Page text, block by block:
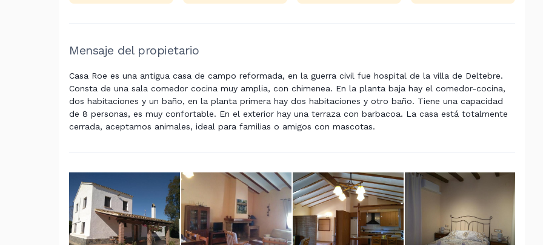
Mensaje del propietario
Casa Roe es una antigua casa de campo reformada, en la guerra civil fue hospital de la villa de Deltebre.
Consta de una sala comedor cocina muy amplia, con chimenea. En la planta baja hay el comedor-cocina,
dos habitaciones y un baño, en la planta primera hay dos habitaciones y otro baño. Tiene una capacidad
de 8 personas, es muy confortable. En el exterior hay una terraza con barbacoa. La casa está totalmente
cerrada, aceptamos animales, ideal para familias o amigos con mascotas.